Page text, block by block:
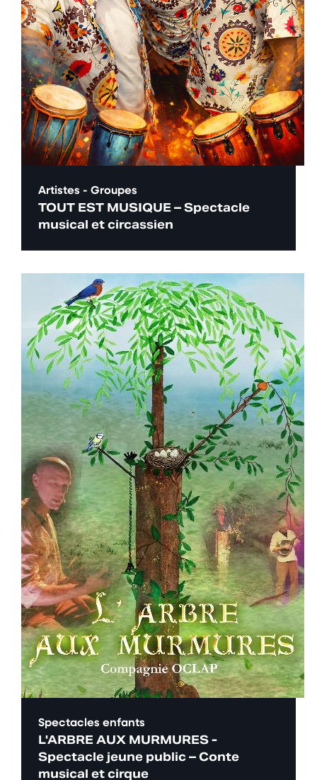
Artistes - Groupes
TOUT EST MUSIQUE – Spectacle
musical et circassien
Spectacles enfants
L'ARBRE AUX MURMURES -
Spectacle jeune public – Conte
musical et cirque